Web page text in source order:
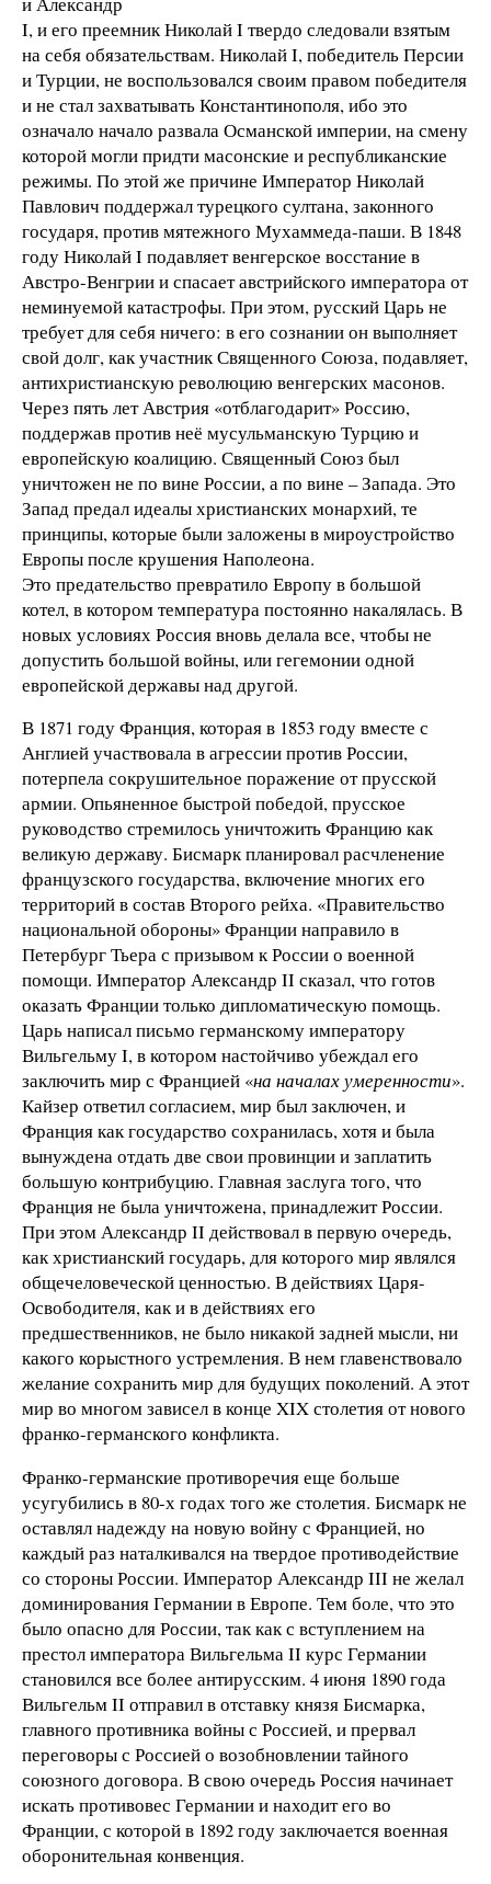
I, и его преемник Николай I твердо следовали взятым
на себя обязательствам. Николай I, победитель Персии
и Турции, не воспользовался своим правом победителя
и не стал захватывать Константинополя, ибо это
означало начало развала Османской империи, на смену
которой могли придти масонские и республиканские
режимы. По этой же причине Император Николай
Павлович поддержал турецкого султана, законного
государя, против мятежного Мухаммеда-паши. В 1848
году Николай I подавляет венгерское восстание в
Австро-Венгрии и спасает австрийского императора от
неминуемой катастрофы. При этом, русский Царь не
требует для себя ничего: в его сознании он выполняет
свой долг, как участник Священного Союза, подавляет,
антихристианскую революцию венгерских масонов.
Через пять лет Австрия «отблагодарит» Россию,
поддержав против неё мусульманскую Турцию и
европейскую коалицию. Священный Союз был
уничтожен не по вине России, а по вине – Запада. Это
Запад предал идеалы христианских монархий, те
принципы, которые были заложены в мироустройство
Европы после крушения Наполеона.
Это предательство превратило Европу в большой
котел, в котором температура постоянно накалялась. В
новых условиях Россия вновь делала все, чтобы не
допустить большой войны, или гегемонии одной
европейской державы над другой.
В 1871 году Франция, которая в 1853 году вместе с
Англией участвовала в агрессии против России,
потерпела сокрушительное поражение от прусской
армии. Опьяненное быстрой победой, прусское
руководство стремилось уничтожить Францию как
великую державу. Бисмарк планировал расчленение
французского государства, включение многих его
территорий в состав Второго рейха. «Правительство
национальной обороны» Франции направило в
Петербург Тьера с призывом к России о военной
помощи. Император Александр II сказал, что готов
оказать Франции только дипломатическую помощь.
Царь написал письмо германскому императору
Вильгельму I, в котором настойчиво убеждал его
заключить мир с Францией «на началах умеренности».
Кайзер ответил согласием, мир был заключен, и
Франция как государство сохранилась, хотя и была
вынуждена отдать две свои провинции и заплатить
большую контрибуцию. Главная заслуга того, что
Франция не была уничтожена, принадлежит России.
При этом Александр II действовал в первую очередь,
как христианский государь, для которого мир являлся
общечеловеческой ценностью. В действиях Царя-
Освободителя, как и в действиях его
предшественников, не было никакой задней мысли, ни
какого корыстного устремления. В нем главенствовало
желание сохранить мир для будущих поколений. А этот
мир во многом зависел в конце XIX столетия от нового
франко-германского конфликта.
Франко-германские противоречия еще больше
усугубились в 80-х годах того же столетия. Бисмарк не
оставлял надежду на новую войну с Францией, но
каждый раз наталкивался на твердое противодействие
со стороны России. Император Александр III не желал
доминирования Германии в Европе. Тем боле, что это
было опасно для России, так как с вступлением на
престол императора Вильгельма II курс Германии
становился все более антирусским. 4 июня 1890 года
Вильгельм II отправил в отставку князя Бисмарка,
главного противника войны с Россией, и прервал
переговоры с Россией о возобновлении тайного
союзного договора. В свою очередь Россия начинает
искать противовес Германии и находит его во
Франции, с которой в 1892 году заключается военная
оборонительная конвенция.